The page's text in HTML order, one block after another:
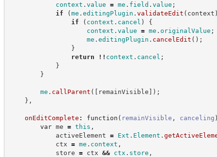
context . value = me . field . value ;
if
(me . editingPlugin . validateEdit ( context
if
( context . cancel )
{
context . value = me . originalValue ;
me . editingPlugin . cancelEdit ( ) ;
}
return
!! context . cancel ;
}
}
me . callParent ( [ remainVisible ] ) ;
} ,
onEditComplete : function ( remainVisible , canceling
var me = this ,
activeElement = Ext . Element .
ctx = me . context ,
store = ctx && ctx . store ,